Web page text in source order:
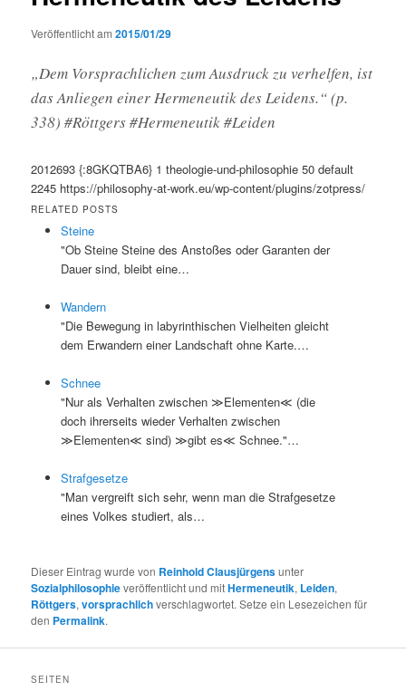
Veröffentlicht am2015/01/29
„Dem Vorsprachlichen zum Ausdruck zu verhelfen, ist
das Anliegen einer Hermeneutik des Leidens.“ (p.
338) #Röttgers #Hermeneutik #Leiden
2012693 {:8GKQTBA6} 1 theologie-und-philosophie 50 default
2245 https://philosophy-at-work.eu/wp-content/plugins/zotpress/
RELATED POSTS
Steine
"Ob Steine Steine des Anstoßes oder Garanten der
Dauer sind, bleibt eine…
Wandern
"Die Bewegung in labyrinthischen Vielheiten gleicht
dem Erwandern einer Landschaft ohne Karte.…
Schnee
"Nur als Verhalten zwischen ≫Elementen≪ (die
doch ihrerseits wieder Verhalten zwischen
≫Elementen≪ sind) ≫gibt es≪ Schnee."…
Strafgesetze
"Man vergreift sich sehr, wenn man die Strafgesetze
eines Volkes studiert, als…
Dieser Eintrag wurde von Reinhold Clausjürgensunter
Sozialphilosophieveröffentlicht und mitHermeneutik, Leiden,
Röttgers,vorsprachlichverschlagwortet. Setze ein Lesezeichen für
den Permalink.
SEITEN